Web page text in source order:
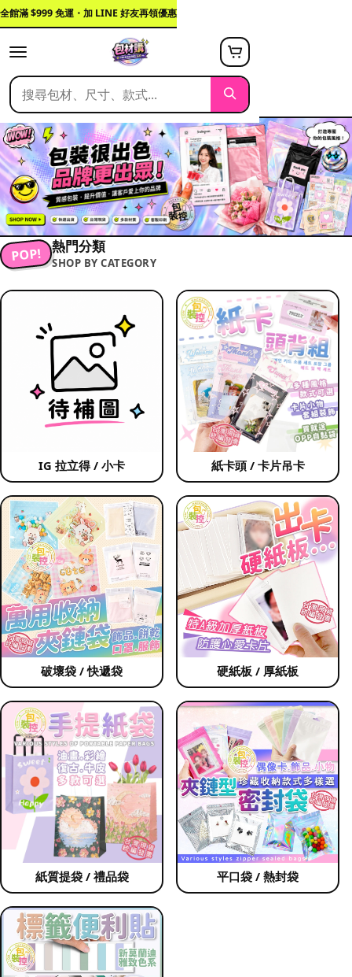
全館滿 $999 免運・加 LINE 好友再領優惠
POP! 熱門分類
SHOP BY CATEGORY
IG 拉立得 / 小卡 紙卡頭 / 卡片吊卡
破壞袋 / 快遞袋 硬紙板 / 厚紙板
紙質提袋 / 禮品袋 平口袋 / 熱封袋